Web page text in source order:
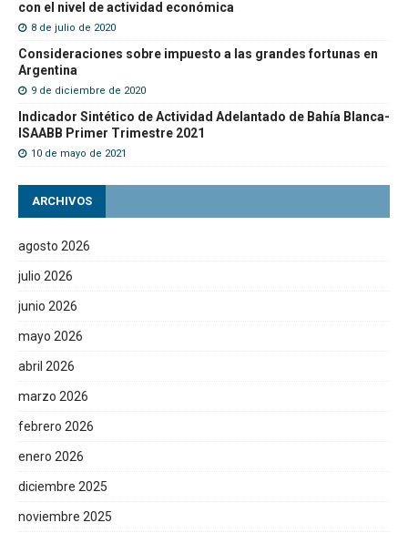
con el nivel de actividad económica
8 de julio de 2020
Consideraciones sobre impuesto a las grandes fortunas en
Argentina
9 de diciembre de 2020
Indicador Sintético de Actividad Adelantado de Bahía Blanca-
ISAABB Primer Trimestre 2021
10 de mayo de 2021
ARCHIVOS
agosto 2026
julio 2026
junio 2026
mayo 2026
abril 2026
marzo 2026
febrero 2026
enero 2026
diciembre 2025
noviembre 2025